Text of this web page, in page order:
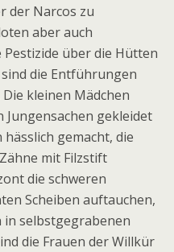
der Narcos zu
aber auch
über die Hütten
die Entführungen
kleinen Mädchen
gekleidet
gemacht, die
mit Filzstift
die schweren
Scheiben auftauchen,
in selbstgegrabenen
die Frauen der Willkür